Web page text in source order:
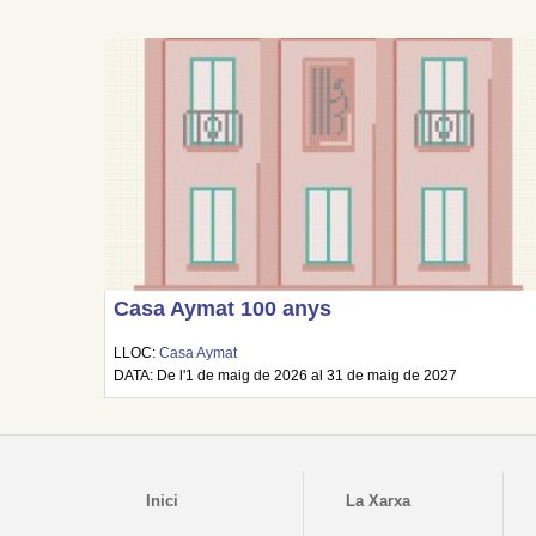
Casa Aymat 100 anys
LLOC:Casa Aymat
DATA: De l'1 de maig de 2026 al 31 de maig de 2027
Inici La Xarxa